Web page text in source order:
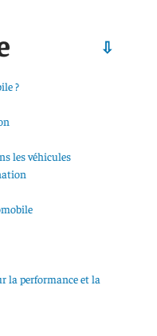
?
les véhicules
la performance et la